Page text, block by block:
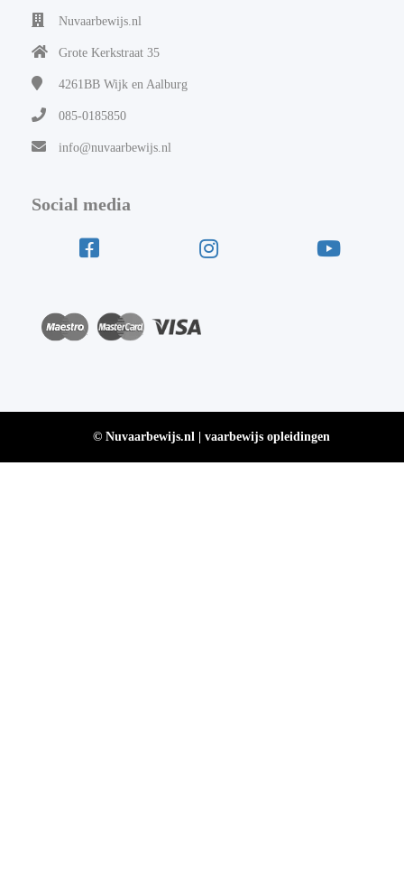
Nuvaarbewijs.nl
Grote Kerkstraat 35
4261BB Wijk en Aalburg
085-0185850
info@nuvaarbewijs.nl
Social media
© Nuvaarbewijs.nl | vaarbewijs opleidingen